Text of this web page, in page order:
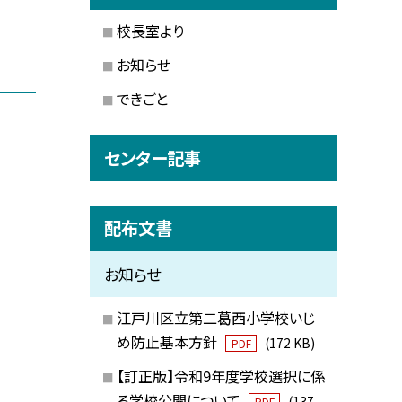
校長室より
お知らせ
できごと
センター記事
配布文書
お知らせ
江戸川区立第二葛西小学校いじ
め防止基本方針
PDF (172 KB)
【訂正版】令和9年度学校選択に係